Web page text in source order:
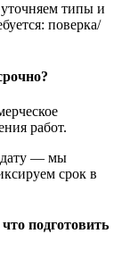
типы и
поверка/
работ.
дату — мы
срок в
подготовить